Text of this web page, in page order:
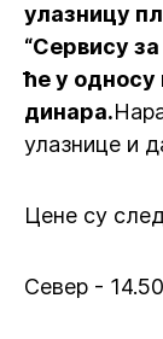
улазницу
“Сервису
ће у односу
динара.
улазнице и
Цене су
Север -